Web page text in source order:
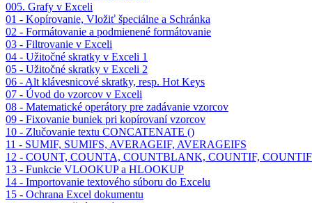
005. Grafy v Exceli
01 - Kopírovanie, Vložiť špeciálne a Schránka
02 - Formátovanie a podmienené formátovanie
03 - Filtrovanie v Exceli
04 - Užitočné skratky v Exceli 1
05 - Užitočné skratky v Exceli 2
06 - Alt klávesnicové skratky, resp. Hot Keys
07 - Úvod do vzorcov v Exceli
08 - Matematické operátory pre zadávanie vzorcov
09 - Fixovanie buniek pri kopírovaní vzorcov
10 - Zlučovanie textu CONCATENATE ()
11 - SUMIF, SUMIFS, AVERAGEIF, AVERAGEIFS
12 - COUNT, COUNTA, COUNTBLANK, COUNTIF,
13 - Funkcie VLOOKUP a HLOOKUP
14 - Importovanie textového súboru do Excelu
15 - Ochrana Excel dokumentu